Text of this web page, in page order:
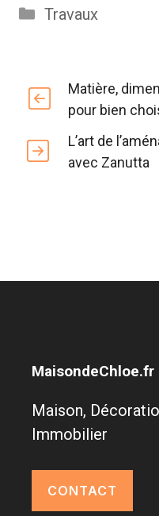
Catégories
Travaux
Matière,
pour bien
L’art de
avec Zanutta
MaisondeChloe.fr
Maison,
Immobilier
CONTACT